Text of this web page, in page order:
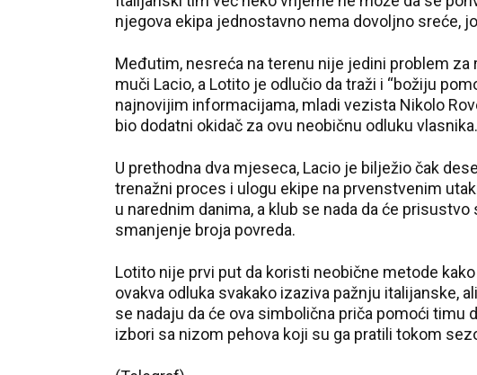
njegova ekipa jednostavno nema dovoljno sreće,
Međutim, nesreća na terenu nije jedini problem
muči Lacio, a Lotito je odlučio da traži i “božiju
najnovijim informacijama, mladi vezista Nikolo
bio dodatni okidač za ovu neobičnu odluku vlasnika.
U prethodna dva mjeseca, Lacio je bilježio čak
trenažni proces i ulogu ekipe na prvenstvenim
u narednim danima, a klub se nada da će
smanjenje broja povreda.
Lotito nije prvi put da koristi neobične metode
ovakva odluka svakako izaziva pažnju italijanske,
se nadaju da će ova simbolična priča pomoći timu
izbori sa nizom pehova koji su ga pratili tokom